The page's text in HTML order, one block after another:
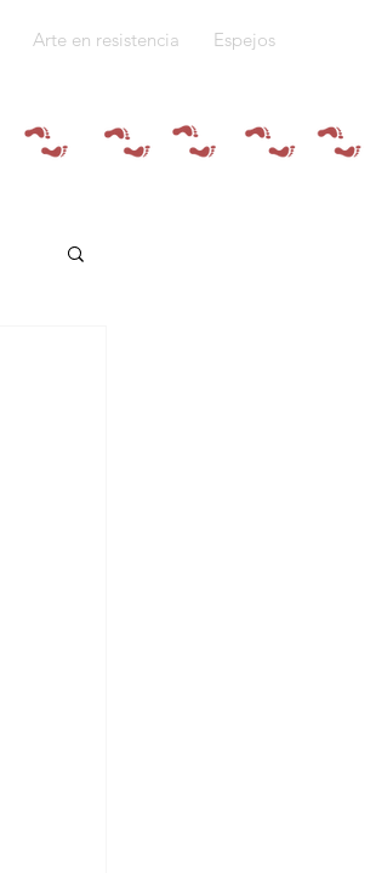
Arte en resistencia Espejos